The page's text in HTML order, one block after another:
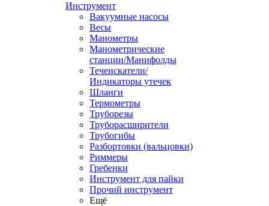
Инструмент
Вакуумные насосы
Весы
Манометры
Манометрические
станции/Манифолды
Течеискатели/
Индикаторы утечек
Шланги
Термометры
Труборезы
Труборасширители
Трубогибы
Разбортовки (вальцовки)
Риммеры
Гребенки
Инструмент для пайки
Прочий инструмент
Ещё